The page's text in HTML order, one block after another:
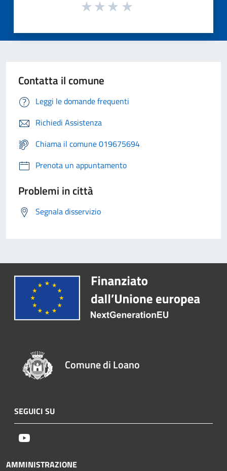
Contatta il comune
Leggi le domande frequenti
Richiedi Assistenza
Chiama il comune 019675694
Prenota un appuntamento
Problemi in città
Segnala disservizio
Comune di Loano
SEGUICI SU
AMMINISTRAZIONE